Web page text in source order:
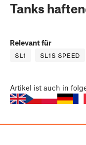
Tanks
Relevant für
SL1 SL1S SPEED
Artikel ist auch in